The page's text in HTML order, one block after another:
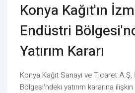
Konya Kağıt'ın
Endüstri
Yatırım Kararı
Konya Kağıt Sanayi ve Ticaret
Bölgesi'ndeki yatırım kararına